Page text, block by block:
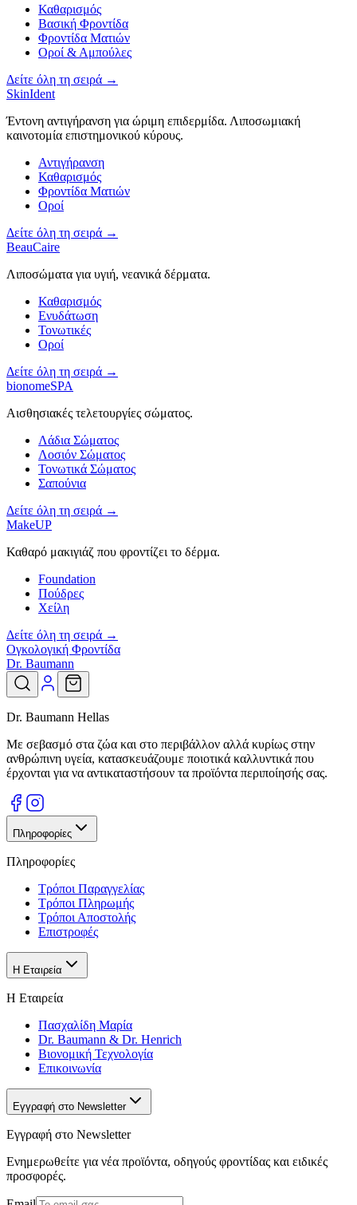
Καθαρισμός
Βασική Φροντίδα
Φροντίδα Ματιών
Οροί & Αμπούλες
Δείτε όλη τη σειρά →
SkinIdent
Έντονη αντιγήρανση για ώριμη επιδερμίδα. Λιποσωμιακή
καινοτομία επιστημονικού κύρους.
Αντιγήρανση
Καθαρισμός
Φροντίδα Ματιών
Οροί
Δείτε όλη τη σειρά →
BeauCaire
Λιποσώματα για υγιή, νεανικά δέρματα.
Καθαρισμός
Ενυδάτωση
Τονωτικές
Οροί
Δείτε όλη τη σειρά →
bionomeSPA
Αισθησιακές τελετουργίες σώματος.
Λάδια Σώματος
Λοσιόν Σώματος
Τονωτικά Σώματος
Σαπούνια
Δείτε όλη τη σειρά →
MakeUP
Καθαρό μακιγιάζ που φροντίζει το δέρμα.
Foundation
Πούδρες
Χείλη
Δείτε όλη τη σειρά →
Ογκολογική Φροντίδα
Dr. Baumann
Dr. Baumann Hellas
Με σεβασμό στα ζώα και στο περιβάλλον αλλά κυρίως στην
ανθρώπινη υγεία, κατασκευάζουμε ποιοτικά καλλυντικά που
έρχονται για να αντικαταστήσουν τα προϊόντα περιποίησής σας.
Πληροφορίες
Πληροφορίες
Τρόποι Παραγγελίας
Τρόποι Πληρωμής
Τρόποι Αποστολής
Επιστροφές
Η Εταιρεία
Η Εταιρεία
Πασχαλίδη Μαρία
Dr. Baumann & Dr. Henrich
Βιονομική Τεχνολογία
Επικοινωνία
Εγγραφή στο Newsletter
Εγγραφή στο Newsletter
Ενημερωθείτε για νέα προϊόντα, οδηγούς φροντίδας και ειδικές
προσφορές.